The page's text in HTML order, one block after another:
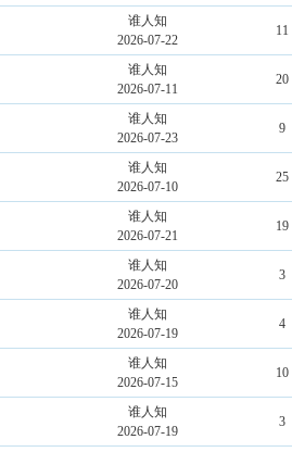
谁人知
2026-07-22
11
谁人知
2026-07-11
20
谁人知
2026-07-23
9
谁人知
2026-07-10
25
谁人知
2026-07-21
19
谁人知
2026-07-20
3
谁人知
2026-07-19
4
谁人知
2026-07-15
10
谁人知
2026-07-19
3